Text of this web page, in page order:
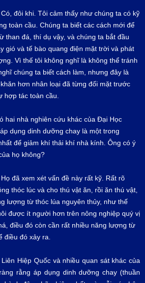
đôi khi. Tôi cảm thấy như chúng ta có kỹ
toàn cầu. Chúng ta biết các cách mới để
than đá, thí dụ vậy, và chúng ta bắt đầu
gió và tế bào quang điện mặt trời và phát
Vì thế tôi không nghĩ là không thể tránh
chúng ta biết cách làm, nhưng đây là
hơn nhân loại đã từng đối mặt trước
hợp tác toàn cầu.
hai nhà nghiên cứu khác của Đại Học
dụng dinh dưỡng chay là một trong
để giảm khí thải khí nhà kính. Ông có ý
họ không?
đã xem xét vấn đề này rất kỹ. Rất rõ
thóc lúc và cho thú vật ăn, rồi ăn thú vật,
lượng từ thóc lúa nguyên thủy, như thế
được ít người hơn trên nông nghiệp quý vị
điều đó còn cần rất nhiều năng lượng từ
điều đó xảy ra.
Hiệp Quốc và nhiều quan sát khác của
rằng áp dụng dinh dưỡng chay (thuần